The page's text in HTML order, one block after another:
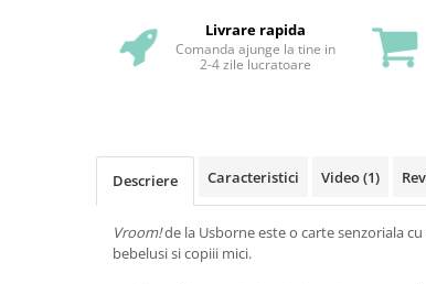
Livrare rapida
Comanda ajunge la tine in
2-4 zile lucratoare
Descriere Caracteristici Video(1)
Vroom!de la Usborne este o carte senzoriala
bebelusi si copiii mici.